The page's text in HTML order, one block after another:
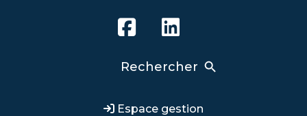
Espace gestion